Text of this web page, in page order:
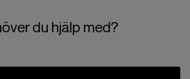
du hjälp med?